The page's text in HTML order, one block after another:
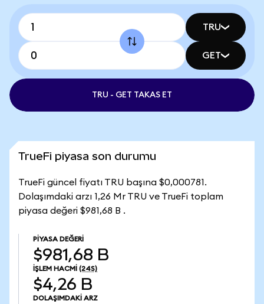
TRU
GET
TRU - GET TAKAS ET
TrueFi piyasa son durumu
TrueFi güncel fiyatı TRU başına $0,000781.
Dolaşımdaki arzı 1,26 Mr TRU ve TrueFi toplam
piyasa değeri $981,68 B .
PIYASA DEĞERI
$981,68 B
İŞLEM HACMI (24S)
$4,26 B
DOLAŞIMDAKI ARZ